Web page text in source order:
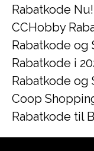
Rabatkode Nu!
CCHobby
Rabatkode og
Rabatkode i
Rabatkode og
Coop
Rabatkode til